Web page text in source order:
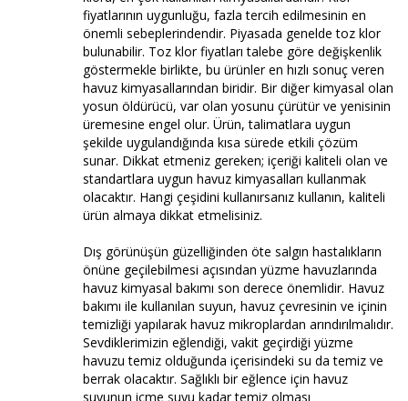
fiyatlarının uygunluğu, fazla tercih edilmesinin en
önemli sebeplerindendir. Piyasada genelde toz klor
bulunabilir. Toz klor fiyatları talebe göre değişkenlik
göstermekle birlikte, bu ürünler en hızlı sonuç veren
havuz kimyasallarından biridir. Bir diğer kimyasal olan
yosun öldürücü, var olan yosunu çürütür ve yenisinin
üremesine engel olur. Ürün, talimatlara uygun
şekilde uygulandığında kısa sürede etkili çözüm
sunar. Dikkat etmeniz gereken; içeriği kaliteli olan ve
standartlara uygun havuz kimyasalları kullanmak
olacaktır. Hangi çeşidini kullanırsanız kullanın, kaliteli
ürün almaya dikkat etmelisiniz.
Dış görünüşün güzelliğinden öte salgın hastalıkların
önüne geçilebilmesi açısından yüzme havuzlarında
havuz kimyasal bakımı son derece önemlidir. Havuz
bakımı ile kullanılan suyun, havuz çevresinin ve içinin
temizliği yapılarak havuz mikroplardan arındırılmalıdır.
Sevdiklerimizin eğlendiği, vakit geçirdiği yüzme
havuzu temiz olduğunda içerisindeki su da temiz ve
berrak olacaktır. Sağlıklı bir eğlence için havuz
suyunun içme suyu kadar temiz olması